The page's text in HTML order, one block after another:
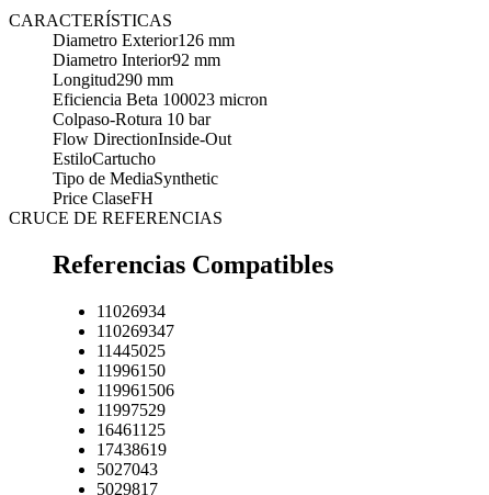
CARACTERÍSTICAS
Diametro Exterior126 mm
Diametro Interior92 mm
Longitud290 mm
Eficiencia Beta 100023 micron
Colpaso-Rotura 10 bar
Flow DirectionInside-Out
EstiloCartucho
Tipo de MediaSynthetic
Price ClaseFH
CRUCE DE REFERENCIAS
Referencias Compatibles
11026934
110269347
11445025
11996150
119961506
11997529
16461125
17438619
5027043
5029817